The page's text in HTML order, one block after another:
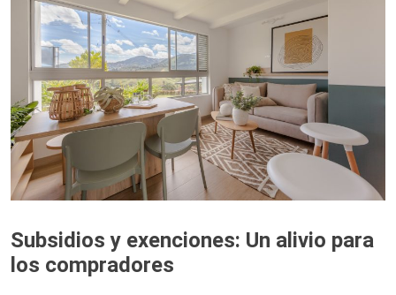
Subsidios y exenciones: Un alivio para
los compradores